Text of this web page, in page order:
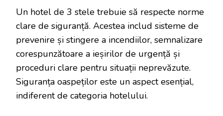
Un hotel de 3 stele trebuie să respecte norme
clare de siguranță. Acestea includ sisteme de
prevenire și stingere a incendiilor, semnalizare
corespunzătoare a ieșirilor de urgență și
proceduri clare pentru situații neprevăzute.
Siguranța oaspeților este un aspect esențial,
indiferent de categoria hotelului.